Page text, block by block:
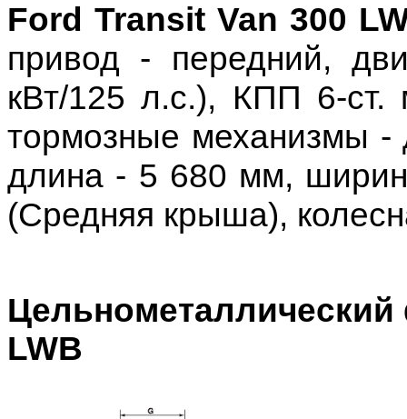
Ford Transit Van 300
привод - передний,
кВт/125 л.с.), КПП 6-ст.
тормозные механизмы -
длина - 5 680 мм,
(Средняя крыша),
LWB